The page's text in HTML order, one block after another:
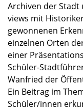
Archi­ven der
views mit
gewon­ne­nen
einzel­nen Orten
einer
Schüler-
Wanfried der
Ein Beitrag im
Schüler/innen